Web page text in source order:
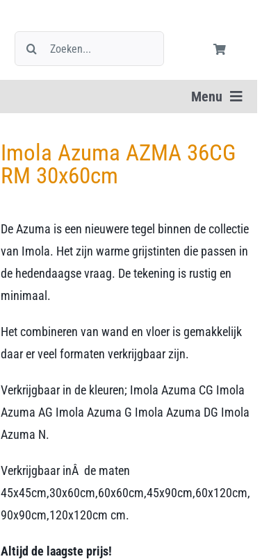
Zoeken
naar:
Menu
Imola Azuma AZMA 36CG
RM 30x60cm
De Azuma is een nieuwere tegel binnen de collectie
van Imola. Het zijn warme grijstinten die passen in
de hedendaagse vraag. De tekening is rustig en
minimaal.
Het combineren van wand en vloer is gemakkelijk
daar er veel formaten verkrijgbaar zijn.
Verkrijgbaar in de kleuren; Imola Azuma CG Imola
Azuma AG Imola Azuma G Imola Azuma DG Imola
Azuma N.
Verkrijgbaar inÂ de maten
45x45cm,30x60cm,60x60cm,45x90cm,60x120cm,
90x90cm,120x120cm cm.
Altijd de laagste prijs!